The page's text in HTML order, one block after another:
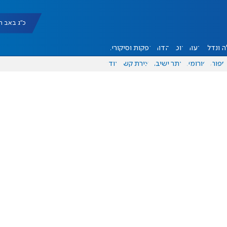
כ"ג באב תשפ"ו
ונדל"ן דעות אוכל יהדות הפקות וסיקורים
ספורט פורומים אתר ישיבה יצירת קשר עוד